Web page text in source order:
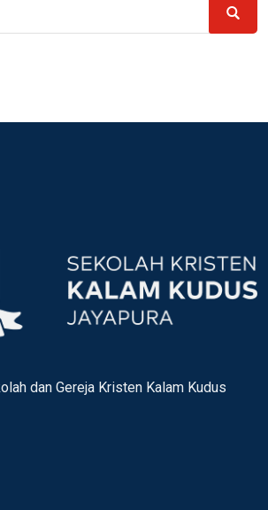
Search
dan Gereja Kristen Kalam Kudus